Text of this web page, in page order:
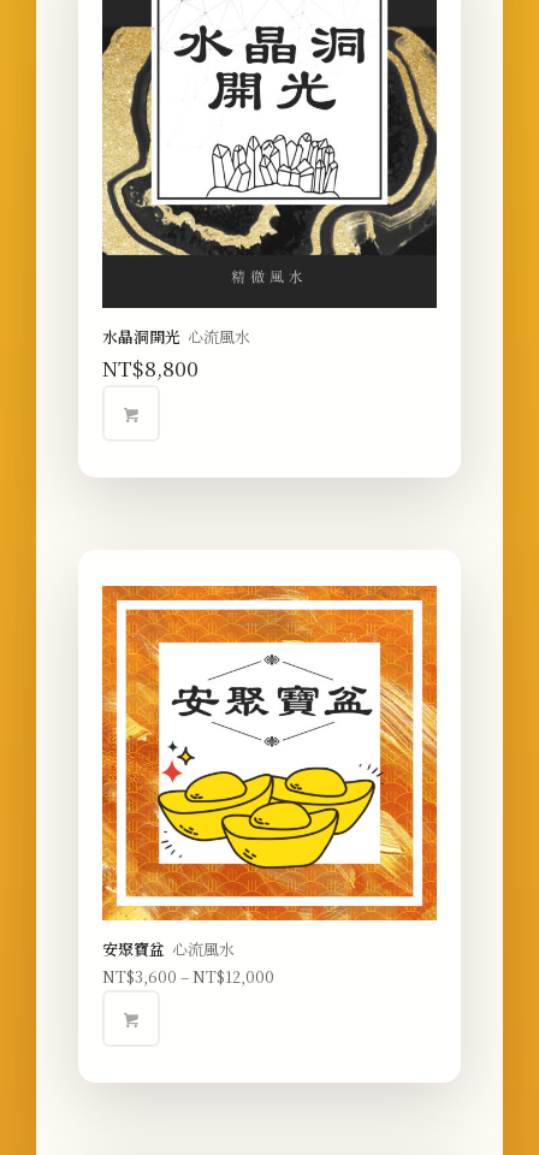
水晶洞開光 心流風水
NT$8,800
安聚寶盆 心流風水
NT$3,600 –NT$12,000